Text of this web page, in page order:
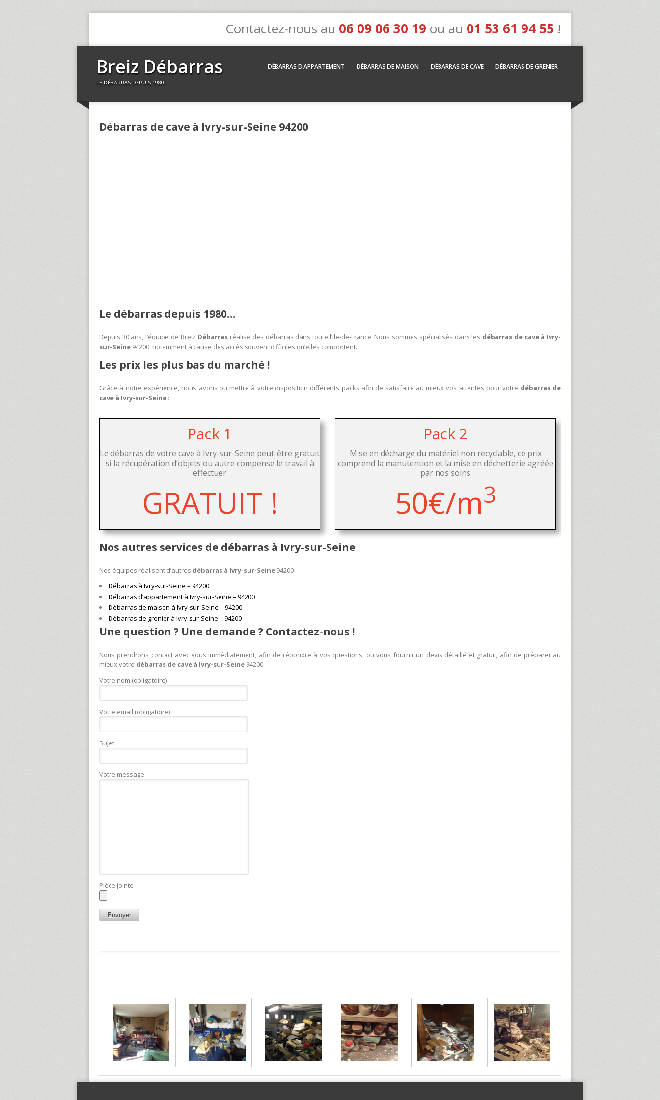
Contactez-nous au 06 09 06 30 19 ou au 01 53 61 94 55 !
Breiz Débarras
LE DÉBARRAS DEPUIS 1980…
DÉBARRAS D’APPARTEMENT DÉBARRAS DE MAISON DÉBARRAS DE CAVE DÉBARRAS DE GRENIER
Débarras de cave à Ivry-sur-Seine 94200
Le débarras depuis 1980…
Depuis 30 ans, l’équipe de Breiz Débarras réalise des débarras dans toute l’Ile-de-France. Nous sommes spécialisés dans les débarras de cave à Ivry-
sur-Seine 94200, notamment à cause des accès souvent difficiles qu’elles comportent.
Les prix les plus bas du marché !
Grâce à notre expérience, nous avons pu mettre à votre disposition différents packs afin de satisfaire au mieux vos attentes pour votre débarras de
cave à Ivry-sur-Seine :
Pack 1
Le débarras de votre cave à Ivry-sur-Seine peut-être gratuit
si la récupération d’objets ou autre compense le travail à
effectuer
GRATUIT !
Pack 2
Mise en décharge du matériel non recyclable, ce prix
comprend la manutention et la mise en déchetterie agréée
par nos soins
50€/m3
Nos autres services de débarras à Ivry-sur-Seine
Nos équipes réalisent d’autres débarras à Ivry-sur-Seine 94200 :
Débarras à Ivry-sur-Seine – 94200
Débarras d’appartement à Ivry-sur-Seine – 94200
Débarras de maison à Ivry-sur-Seine – 94200
Débarras de grenier à Ivry-sur-Seine – 94200
Une question ? Une demande ? Contactez-nous !
Nous prendrons contact avec vous immédiatement, afin de répondre à vos questions, ou vous fournir un devis détaillé et gratuit, afin de préparer au
mieux votre débarras de cave à Ivry-sur-Seine 94200.
Votre nom (obligatoire)
Votre email (obligatoire)
Sujet
Votre message
Pièce jointe